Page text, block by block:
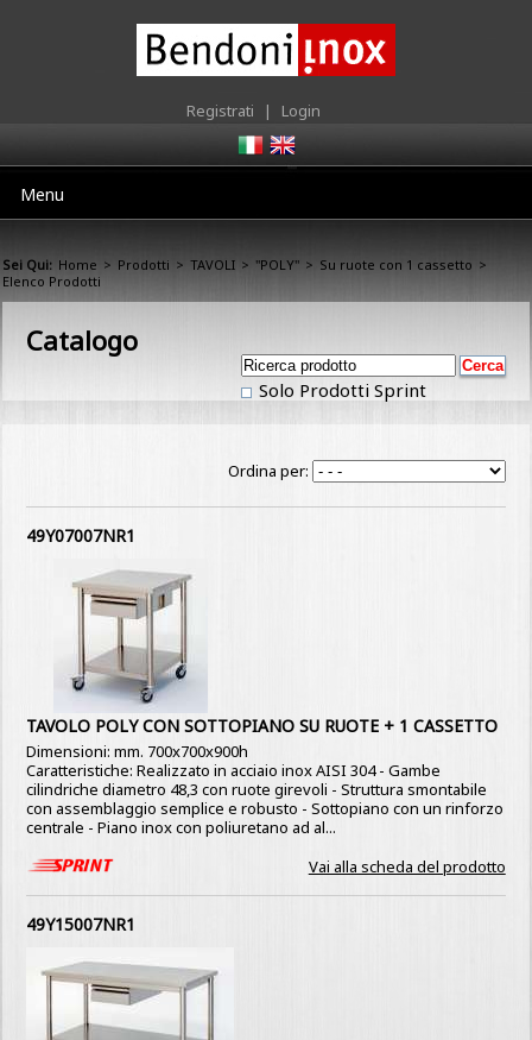
Registrati | Login
Menu
Sei Qui: Home > Prodotti > TAVOLI > "POLY" > Su ruote con 1 cassetto >
Elenco Prodotti
Catalogo
Solo Prodotti Sprint
Ordina per:
49Y07007NR1
TAVOLO POLY CON SOTTOPIANO SU RUOTE + 1 CASSETTO
Dimensioni: mm. 700x700x900h
Caratteristiche: Realizzato in acciaio inox AISI 304 - Gambe
cilindriche diametro 48,3 con ruote girevoli - Struttura smontabile
con assemblaggio semplice e robusto - Sottopiano con un rinforzo
centrale - Piano inox con poliuretano ad al...
Vai alla scheda del prodotto
49Y15007NR1